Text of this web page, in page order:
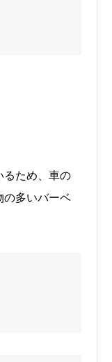
るため、車の
の多いバーベ